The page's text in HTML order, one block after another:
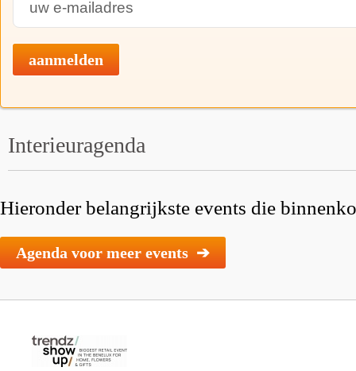
aanmelden
Interieuragenda
Hieronder belangrijkste events die
Agenda voor meer events ➔